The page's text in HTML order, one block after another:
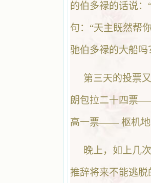
的伯多禄的话说：
句：“天主既然帮
驰伯多禄的大船吗
第三天的投票
朗包拉二十四票
高一票—— 枢机
晚上，如上几
推辞将来不能逃脱